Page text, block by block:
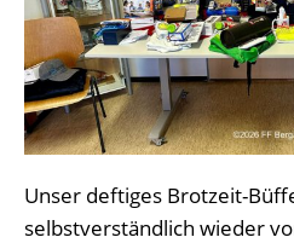
Unser deftiges Brotzeit-
selbstverständlich wieder